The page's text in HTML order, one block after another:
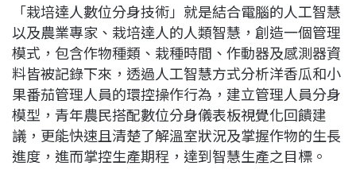
「栽培達人數位分身技術」就是結合電腦的人工智慧
以及農業專家、栽培達人的人類智慧，創造一個管理
模式，包含作物種類、栽種時間、作動器及感測器資
料皆被記錄下來，透過人工智慧方式分析洋香瓜和小
果番茄管理人員的環控操作行為，建立管理人員分身
模型，青年農民搭配數位分身儀表板視覺化回饋建
議，更能快速且清楚了解溫室狀況及掌握作物的生長
進度，進而掌控生產期程，達到智慧生產之目標。